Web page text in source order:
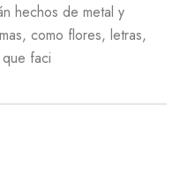
hechos de metal y
como flores, letras,
faci